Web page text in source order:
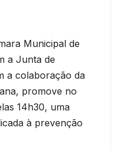
Municipal de
a Junta de
a colaboração da
promove no
14h30, uma
à prevenção